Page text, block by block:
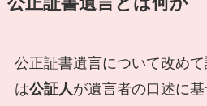
公正証書遺言について改め
は公証人が遺言者の口述に